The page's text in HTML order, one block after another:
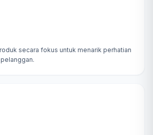
secara fokus untuk menarik perhatian